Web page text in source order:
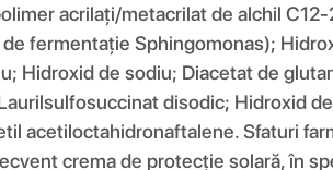
acrilați/metacrilat de alchil
fermentație Sphingomonas);
de sodiu; Diacetat de
disodic; Hidroxid
acetiloctahidronaftalene. Sfaturi
crema de protecție solară, în